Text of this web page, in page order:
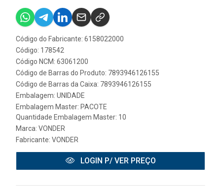
Código do Fabricante: 6158022000
Código: 178542
Código NCM: 63061200
Código de Barras do Produto: 7893946126155
Código de Barras da Caixa: 7893946126155
Embalagem: UNIDADE
Embalagem Master: PACOTE
Quantidade Embalagem Master: 10
Marca: VONDER
Fabricante: VONDER
LOGIN P/ VER PREÇO